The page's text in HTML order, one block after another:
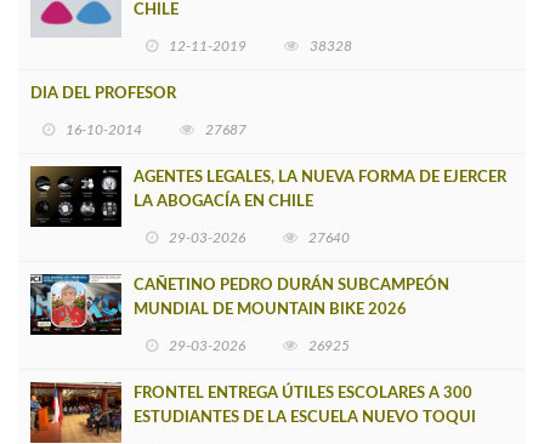
CHILE
12-11-2019 38328
DIA DEL PROFESOR
16-10-2014 27687
AGENTES LEGALES, LA NUEVA FORMA DE EJERCER
LA ABOGACÍA EN CHILE
29-03-2026 27640
CAÑETINO PEDRO DURÁN SUBCAMPEÓN
MUNDIAL DE MOUNTAIN BIKE 2026
29-03-2026 26925
FRONTEL ENTREGA ÚTILES ESCOLARES A 300
ESTUDIANTES DE LA ESCUELA NUEVO TOQUI